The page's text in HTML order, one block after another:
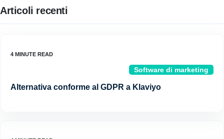
Articoli recenti
Software di marketing
Alternativa conforme al GDPR a Klaviyo